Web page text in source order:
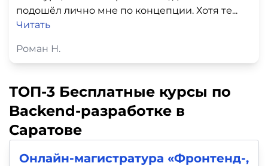
подошёл лично мне по концепции. Хотя те...
Читать
Роман Н.
ТОП-3 Бесплатные курсы по
Backend-разработке в
Саратове
Онлайн-магистратура «Фронтенд-,